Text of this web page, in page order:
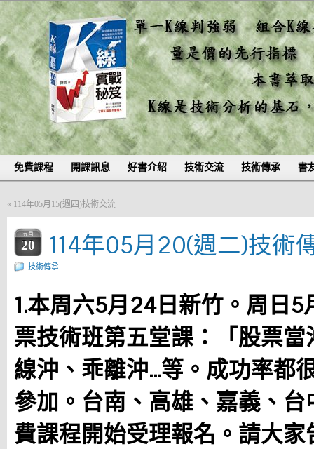
免費課程 開課訊息 好書介紹 技術交流 技術傳承 書
« 114年05月15(週四)技術交流
五月
20 114年05月20(週二)技術
技術傳承
1.本周六5月24日新竹。周日
票技術班第五堂課：「股票
線沖、乖離沖…等。成功率都
參加。台南、高雄、嘉義、
費課程開始受理報名。請大